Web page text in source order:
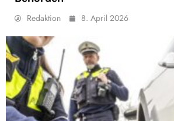
Redaktion 8. April 2026